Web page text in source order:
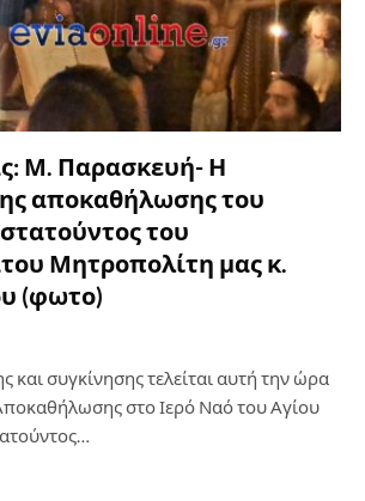
Μ. Παρασκευή- Η
αποκαθήλωσης του
του
Μητροπολίτη μας κ.
(φωτο)
και συγκίνησης τελείται αυτή την ώρα
στο Ιερό Ναό του Αγίου